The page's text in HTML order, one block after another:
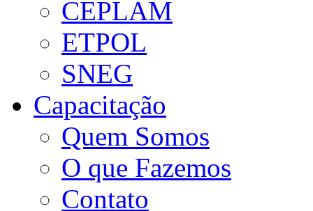
CEPLAM
ETPOL
SNEG
Capacitação
Quem Somos
O que Fazemos
Contato